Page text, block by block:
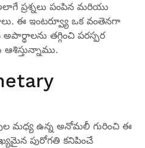
ప్రశ్నలు పంపిన మరియు
ఈ ఇంటర్వ్యూ ఒక వంతెనగా
తగ్గించి పరస్పర
మధ్య ఉన్న అనోమలీ గురించి ఈ
పురోగతి కనిపించే